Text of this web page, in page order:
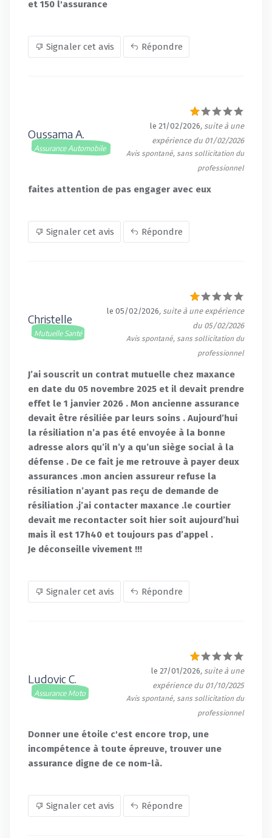
et 150 l'assurance
Signaler cet avis Répondre
Oussama A.
Assurance Automobile
le 21/02/2026, suite à une
expérience du 01/02/2026
Avis spontané, sans sollicitation du
professionnel
faites attention de pas engager avec eux
Signaler cet avis Répondre
Christelle
Mutuelle Santé
le 05/02/2026, suite à une expérience
du 05/02/2026
Avis spontané, sans sollicitation du
professionnel
J’ai souscrit un contrat mutuelle chez maxance
en date du 05 novembre 2025 et il devait prendre
effet le 1 janvier 2026 . Mon ancienne assurance
devait être résiliée par leurs soins . Aujourd’hui
la résiliation n’a pas été envoyée à la bonne
adresse alors qu’il n’y a qu’un siège social à la
défense . De ce fait je me retrouve à payer deux
assurances .mon ancien assureur refuse la
résiliation n’ayant pas reçu de demande de
résiliation .j’ai contacter maxance .le courtier
devait me recontacter soit hier soit aujourd’hui
mais il est 17h40 et toujours pas d’appel .
Je déconseille vivement !!!
Signaler cet avis Répondre
Ludovic C.
Assurance Moto
le 27/01/2026, suite à une
expérience du 01/10/2025
Avis spontané, sans sollicitation du
professionnel
Donner une étoile c'est encore trop, une
incompétence à toute épreuve, trouver une
assurance digne de ce nom-là.
Signaler cet avis Répondre